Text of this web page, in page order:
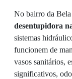
No bairro da Bela
desentupidora
sistemas
funcionem de
vasos sanitários,
significativos,